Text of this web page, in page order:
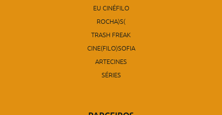
EU CINÉFILO
ROCHA)S(
TRASH FREAK
CINE(FILO)SOFIA
ARTECINES
SÉRIES